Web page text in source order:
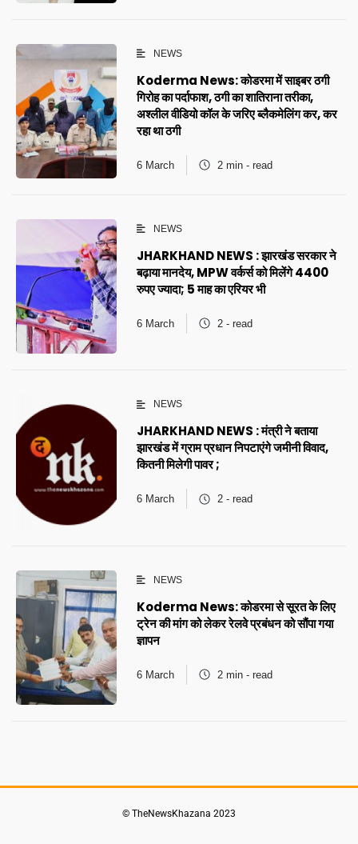
NEWS
Koderma News: कोडरमा में साइबर ठगी
गिरोह का पर्दाफाश, ठगी का शातिराना तरीका,
अश्लील वीडियो कॉल के जरिए ब्लैकमेलिंग कर, कर
रहा था ठगी
6 March 2 min - read
NEWS
JHARKHAND NEWS : झारखंड सरकार ने
बढ़ाया मानदेय, MPW वर्कर्स को मिलेंगे 4400
रुपए ज्यादा; 5 माह का एरियर भी
6 March 2 - read
NEWS
JHARKHAND NEWS : मंत्री ने बताया
झारखंड में ग्राम प्रधान निपटाएंगे जमीनी विवाद,
कितनी मिलेगी पावर ;
6 March 2 - read
NEWS
Koderma News: कोडरमा से सूरत के लिए
ट्रेन की मांग को लेकर रेलवे प्रबंधन को सौंपा गया
ज्ञापन
6 March 2 min - read
© TheNewsKhazana 2023